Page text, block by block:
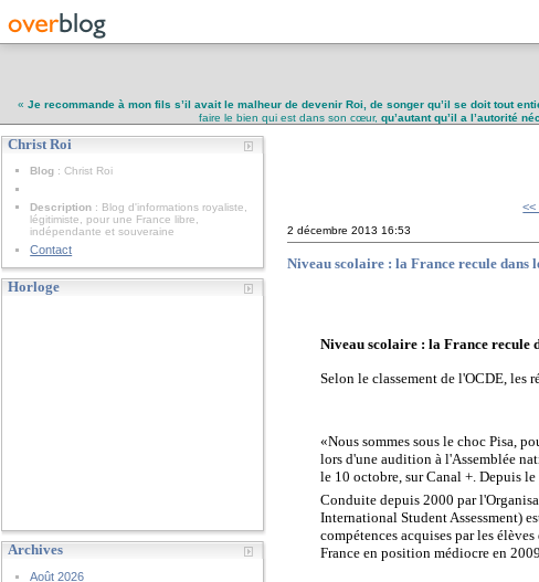
« Je recommande à mon fils s’il avait le malheur de devenir Roi, de songer qu’il se doit tout
faire le bien qui est dans son cœur, qu’autant qu’il a l’autorité
Christ Roi
Blog : Christ Roi
Description : Blog d'informations royaliste,
légitimiste, pour une France libre,
indépendante et souveraine
Contact
Horloge
Archives
Août 2026
<<
2 décembre 2013 16:53
Niveau scolaire : la France recule dans
Niveau scolaire : la France recule
Selon le classement de l'OCDE, les
«Nous sommes sous le choc Pisa,
lors d'une audition à l'Assemblée
le 10 octobre, sur Canal +. Depuis
Conduite depuis 2000 par
International Student Assessment)
compétences acquises par les
France en position médiocre en